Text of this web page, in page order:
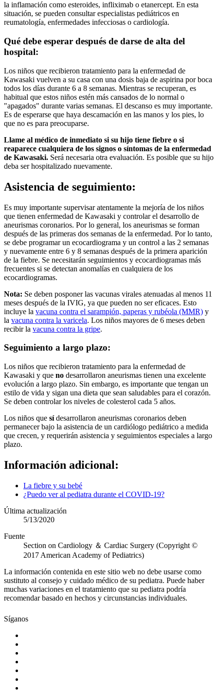
la inflamación como esteroides, infliximab o etanercept. En esta
situación, se pueden consultar especialistas pediátricos en
reumatología, enfermedades infecciosas o cardiología.
Qué debe esperar después de darse de alta del
hospital:
Los niños que recibieron tratamiento para la enfermedad de
Kawasaki vuelven a su casa con una dosis baja de aspirina por boca
todos los días durante 6 a 8 semanas. Mientras se recuperan, es
habitual que estos niños estén más cansados de lo normal o
"apagados" durante varias semanas. El descanso es muy importante.
Es de esperarse que haya descamación en las manos y los pies, lo
que no es para preocuparse.
Llame al médico de inmediato si su hijo tiene fiebre o si
reaparece cualquiera de los signos o síntomas de la enfermedad
de Kawasaki. Será necesaria otra evaluación. Es posible que su hijo
deba ser hospitalizado nuevamente.
Asistencia de seguimiento:
Es muy importante supervisar atentamente la mejoría de los niños
que tienen enfermedad de Kawasaki y controlar el desarrollo de
aneurismas coronarios. Por lo general, los aneurismas se forman
después de las primeras dos semanas de la enfermedad. Por lo tanto,
se debe programar un ecocardiograma y un control a las 2 semanas
y nuevamente entre 6 y 8 semanas después de la primera aparición
de la fiebre. Se necesitarán seguimientos y ecocardiogramas más
frecuentes si se detectan anomalías en cualquiera de los
ecocardiogramas.
Nota: Se deben posponer las vacunas virales atenuadas al menos 11
meses después de la IVIG, ya que pueden no ser eficaces. Esto
incluye la vacuna contra el sarampión, paperas y rubéola (MMR) y
la vacuna contra la varicela. Los niños mayores de 6 meses deben
recibir la vacuna contra la gripe.
Seguimiento a largo plazo:
Los niños que recibieron tratamiento para la enfermedad de
Kawasaki y que no desarrollaron aneurismas tienen una excelente
evolución a largo plazo. Sin embargo, es importante que tengan un
estilo de vida y sigan una dieta que sean saludables para el corazón.
Se deben controlar los niveles de colesterol cada 5 años.
Los niños que sídesarrollaron aneurismas coronarios deben
permanecer bajo la asistencia de un cardiólogo pediátrico a medida
que crecen, y requerirán asistencia y seguimientos especiales a largo
plazo.
Información adicional:
La fiebre y su bebé
¿Puedo ver al pediatra durante el COVID-19?
Última actualización
5/13/2020
Fuente
Section on Cardiology ＆ Cardiac Surgery (Copyright ©
2017 American Academy of Pediatrics)
La información contenida en este sitio web no debe usarse como
sustituto al consejo y cuidado médico de su pediatra. Puede haber
muchas variaciones en el tratamiento que su pediatra podría
recomendar basado en hechos y circunstancias individuales.
Síganos